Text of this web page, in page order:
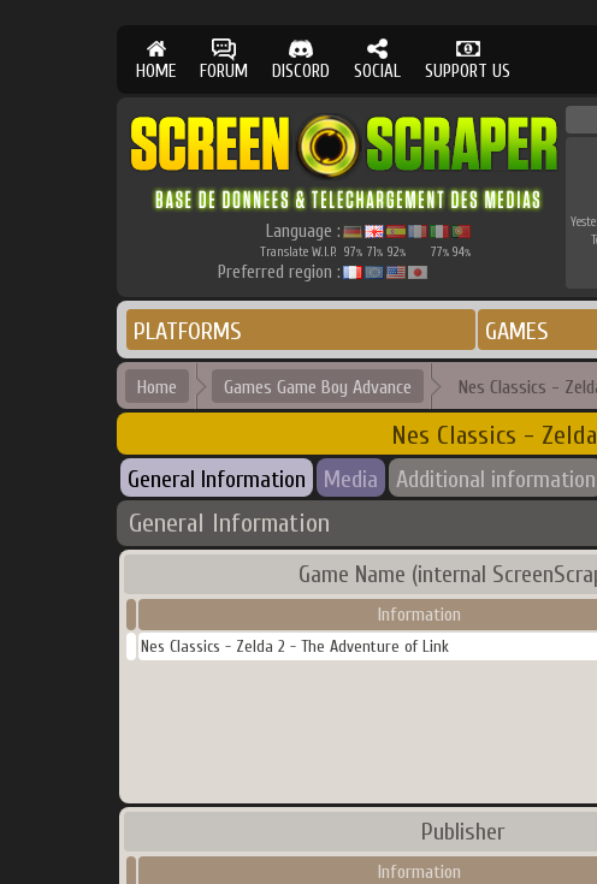
HOME FORUM DISCORD SOCIAL SUPPORT US
Language :
Translate W.I.P. 97% 71% 92% 77% 94%
Preferred region :
PLATFORMS GAMES
Home Games Game Boy Advance Nes Classics -
Nes Classics -
General Information Media Additional information
General Information
Game Name (internal
Information
Nes Classics - Zelda 2 - The Adventure of Link
Publisher
Information